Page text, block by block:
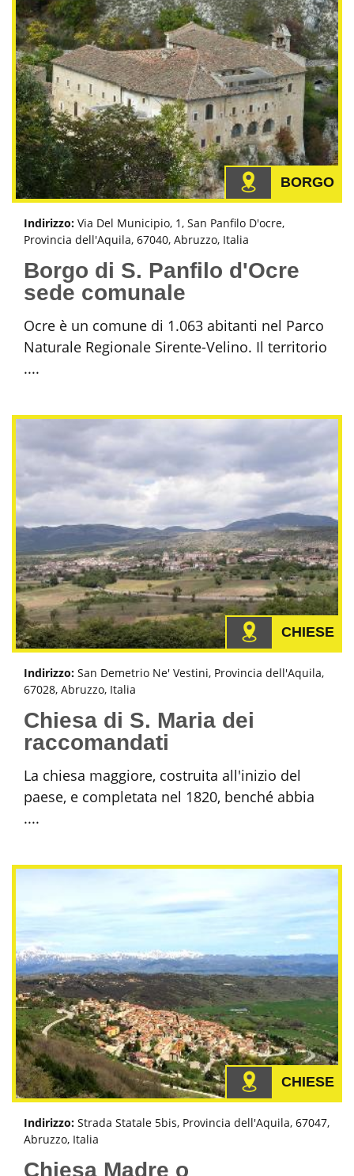
BORGO
Indirizzo: Via Del Municipio, 1, San Panfilo D'ocre,
Provincia dell'Aquila, 67040, Abruzzo, Italia
Borgo di S. Panfilo d'Ocre
sede comunale
Ocre è un comune di 1.063 abitanti nel Parco
Naturale Regionale Sirente-Velino. Il territorio
....
CHIESE
Indirizzo: San Demetrio Ne' Vestini, Provincia dell'Aquila,
67028, Abruzzo, Italia
Chiesa di S. Maria dei
raccomandati
La chiesa maggiore, costruita all'inizio del
paese, e completata nel 1820, benché abbia
....
CHIESE
Indirizzo: Strada Statale 5bis, Provincia dell'Aquila, 67047,
Abruzzo, Italia
Chiesa Madre o